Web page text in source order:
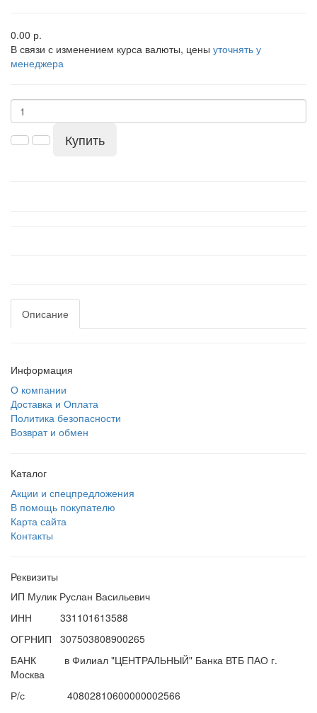
0.00 р.
В связи с изменением курса валюты, цены уточнять у
менеджера
Купить
Описание
Информация
О компании
Доставка и Оплата
Политика безопасности
Возврат и обмен
Каталог
Акции и спецпредложения
В помощь покупателю
Карта сайта
Контакты
Реквизиты
ИП Мулик Руслан Васильевич
ИНН 331101613588
ОГРНИП 307503808900265
БАНК в Филиал "ЦЕНТРАЛЬНЫЙ" Банка ВТБ ПАО г.
Москва
Р/с 40802810600000002566